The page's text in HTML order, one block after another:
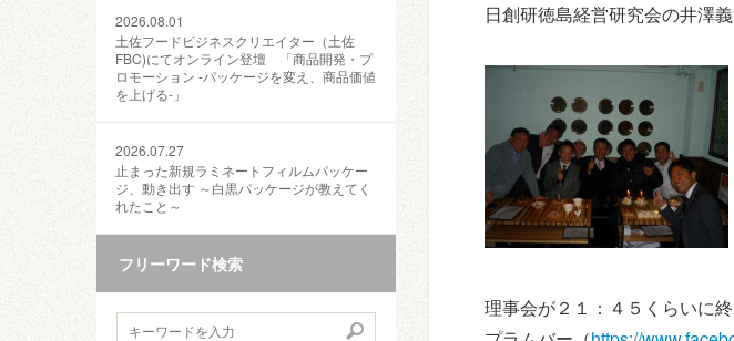
2026.08.01
土佐フードビジネスクリエイター（土佐
FBC)にてオンライン登壇 「商品開発・プ
ロモーション ‐パッケージを変え、商品価値
を上げる‐」
2026.07.27
止まった新規ラミネートフィルムパッケー
ジ、動き出す ～白黒パッケージが教えてく
れたこと～
フリーワード検索
日創研徳島経営研究会の井澤
理事会が２１：４５くらいに終